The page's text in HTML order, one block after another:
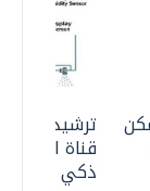
ترشيدا
قناة
ذكي